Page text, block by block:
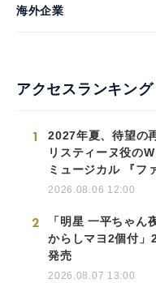
海外企業
アクセスランキング
1
2027年夏、待望の
リスティーヌ役の
ミュージカル 『フ
2026.08.06 12:00
2
「明星 一平ちゃん
からしマヨ2個付
発売
2026.08.07 13:00